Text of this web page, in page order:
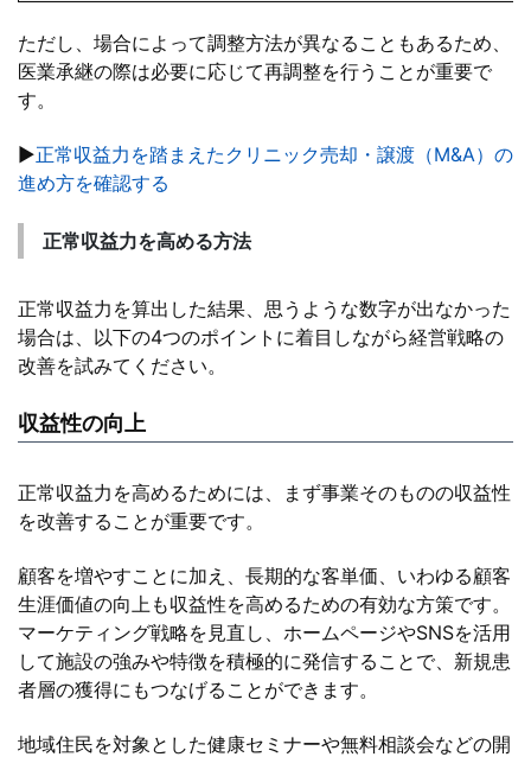
ただし、場合によって調整方法が異なることもあるため、
医業承継の際は必要に応じて再調整を行うことが重要で
す。
▶正常収益力を踏まえたクリニック売却・譲渡（M&A）の
進め方を確認する
正常収益力を高める方法
正常収益力を算出した結果、思うような数字が出なかった
場合は、以下の4つのポイントに着目しながら経営戦略の
改善を試みてください。
収益性の向上
正常収益力を高めるためには、まず事業そのものの収益性
を改善することが重要です。
顧客を増やすことに加え、長期的な客単価、いわゆる顧客
生涯価値の向上も収益性を高めるための有効な方策です。
マーケティング戦略を見直し、ホームページやSNSを活用
して施設の強みや特徴を積極的に発信することで、新規患
者層の獲得にもつなげることができます。
地域住民を対象とした健康セミナーや無料相談会などの開